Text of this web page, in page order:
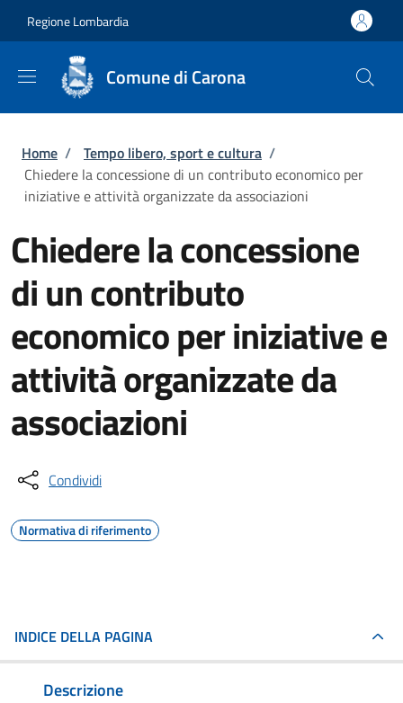
Regione Lombardia
Comune di Carona
Briciole di pane
Home / Tempo libero, sport e cultura /
Chiedere la concessione di un contributo economico per
iniziative e attività organizzate da associazioni
Chiedere la concessione
di un contributo
economico per iniziative e
attività organizzate da
associazioni
Condividi
Normativa di riferimento
INDICE DELLA PAGINA
Descrizione